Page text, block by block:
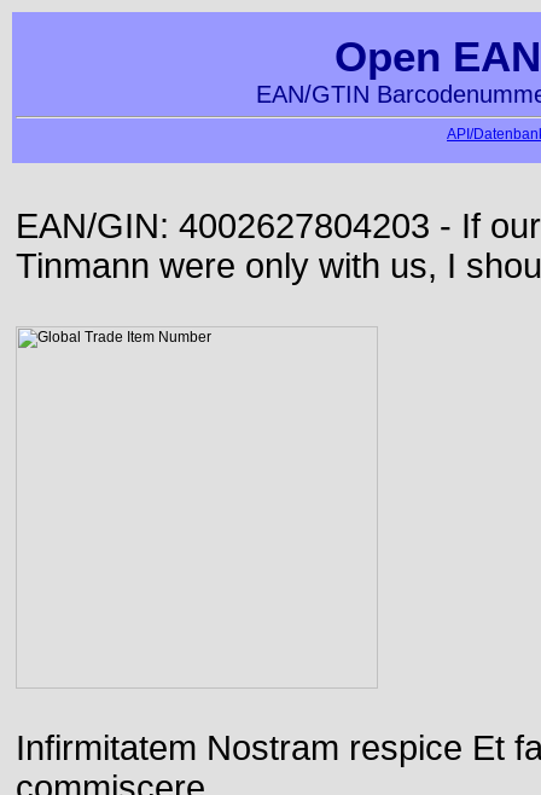
Open
EAN/GTIN
API/
EAN/GIN: 4002627804203 - If
Tinmann were only with us, I
Infirmitatem Nostram respice Et